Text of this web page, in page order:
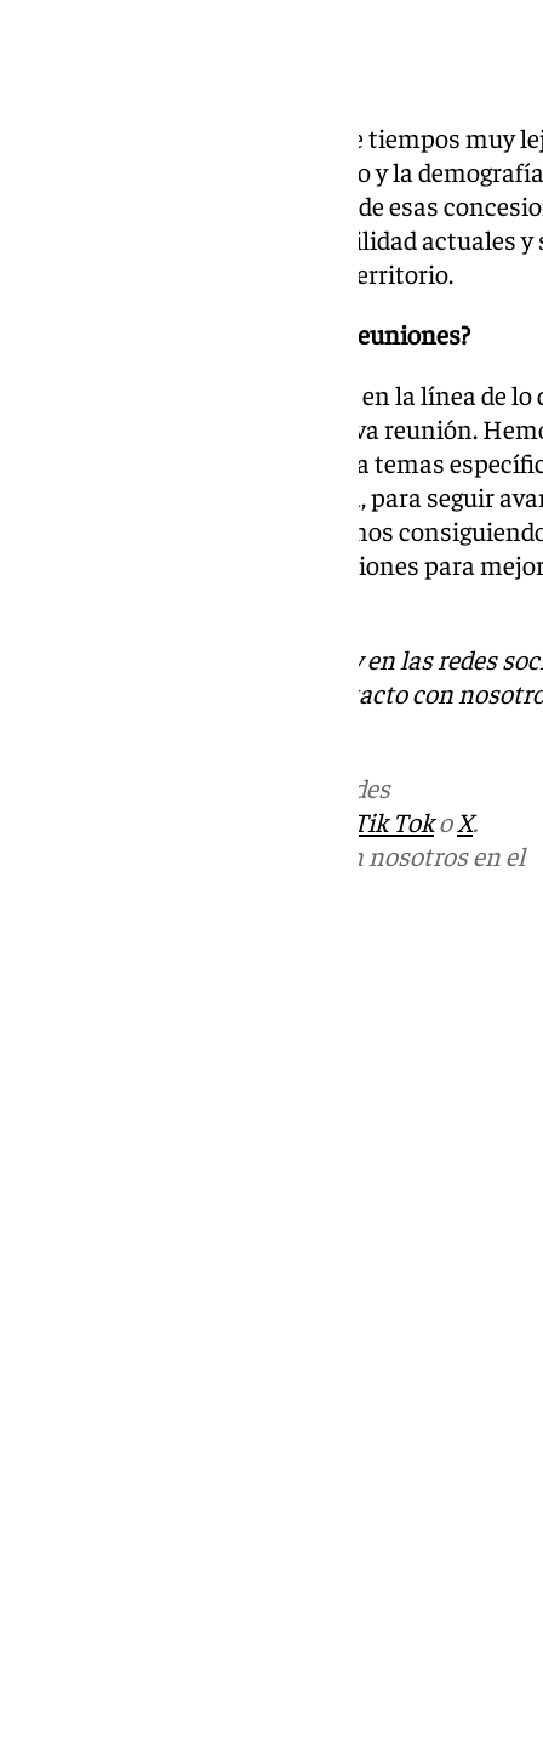
El autobús tiene concesiones de tiempos muy
como ha cambiado el urbanismo y la
que se puedan renovar muchas de esas
mejor a las necesidades de movilidad actuales
las demandas existentes en el territorio.
¿Han fijado fecha para nuevas reuniones?
Tenemos que seguir avanzando en la línea de
avance va a dar lugar a una nueva reunión.
pequeños grupos de trabajo para temas
ayuntamientos como a la Junta, para seguir
está siendo muy positiva. Estamos
parte de diferentes administraciones para
Descubre más noticias de 101Tv en las redes
. Puedes ponerte en contacto con
en las redes
Tik TokoX.
Puedes ponerte en contacto con nosotros en el